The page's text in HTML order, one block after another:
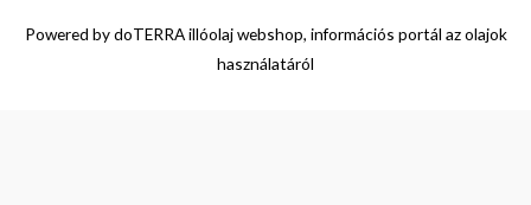
Powered bydoTERRA illóolaj webshop, információs portál az olajok
használatáról